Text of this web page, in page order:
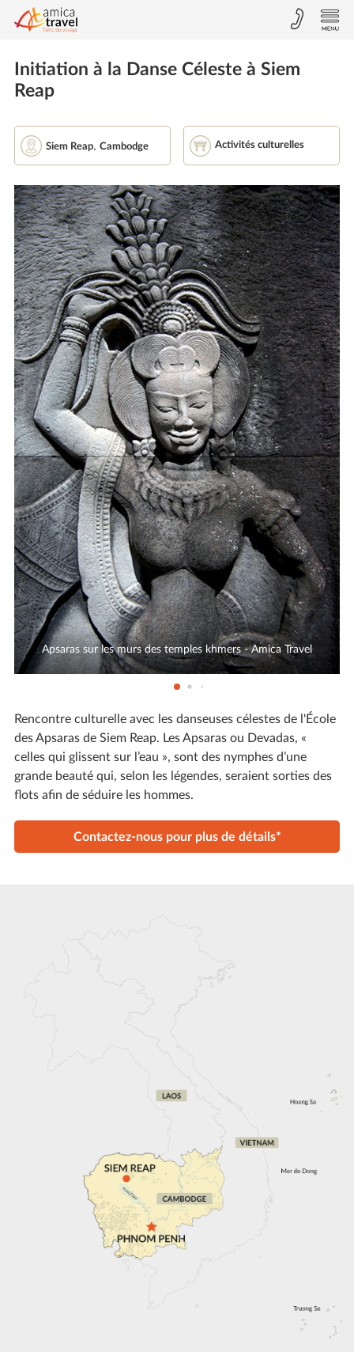
Initiation à la Danse Céleste à Siem
Reap
Siem Reap, Cambodge Activités culturelles
Apsaras sur les murs des temples khmers - Amica Travel
Rencontre culturelle avec les danseuses célestes de l'École
des Apsaras de Siem Reap. Les Apsaras ou Devadas, «
celles qui glissent sur l’eau », sont des nymphes d’une
grande beauté qui, selon les légendes, seraient sorties des
flots afin de séduire les hommes.
Contactez-nous pour plus de détails*